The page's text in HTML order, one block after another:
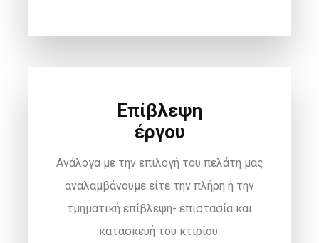
Επίβλεψη
έργου
Ανάλογα με την επιλογή του πελάτη μας
αναλαμβάνουμε είτε την πλήρη ή την
τμηματική επίβλεψη- επιστασία και
κατασκευή του κτιρίου.